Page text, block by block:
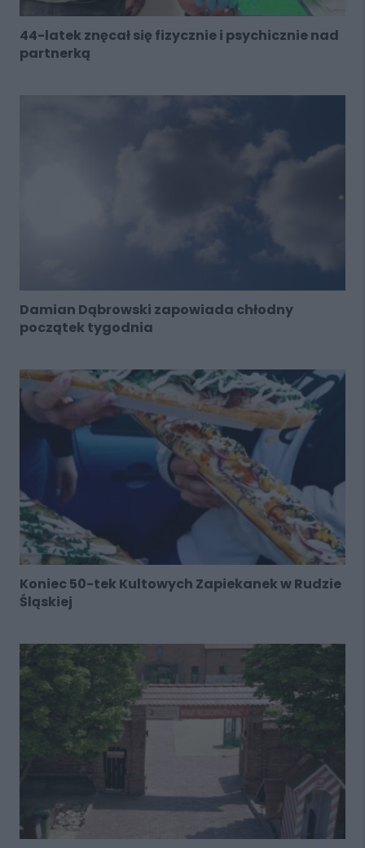
44-latek znęcał się fizycznie i psychicznie nad
partnerką
Damian Dąbrowski zapowiada chłodny
początek tygodnia
Koniec 50-tek Kultowych Zapiekanek w Rudzie
Śląskiej